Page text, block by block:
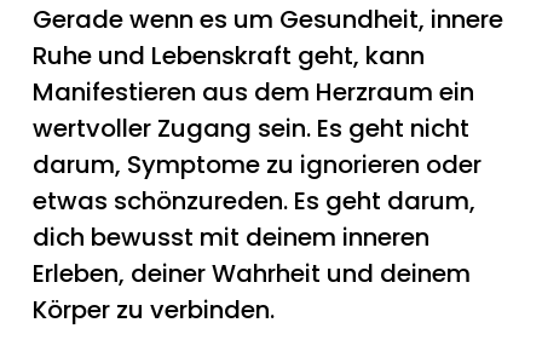
Gerade wenn es um Gesundheit, innere
Ruhe und Lebenskraft geht, kann
Manifestieren aus dem Herzraum ein
wertvoller Zugang sein. Es geht nicht
darum, Symptome zu ignorieren oder
etwas schönzureden. Es geht darum,
dich bewusst mit deinem inneren
Erleben, deiner Wahrheit und deinem
Körper zu verbinden.